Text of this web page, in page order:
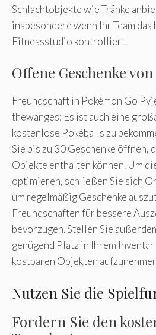
Schlachtobjekte wie Tränke
insbesondere wenn Ihr Team
Fitnessstudio kontrolliert.
Offene Geschenke
Freundschaft in Pokémon Go
thewanges: Es ist auch eine
kostenlose Pokéballs zu
Sie bis zu 30 Geschenke öffnen,
Objekte enthalten können. Um
optimieren, schließen Sie sich
um regelmäßig Geschenke
Freundschaften für bessere
bevorzugen. Stellen Sie
genügend Platz in Ihrem Inventar
kostbaren Objekten
Nutzen Sie die
Fordern Sie den